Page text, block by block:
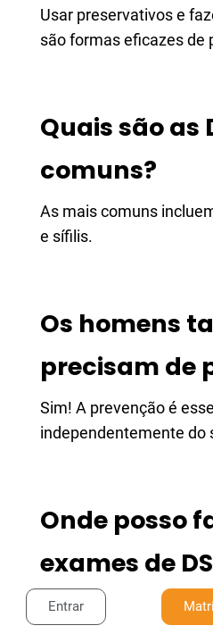
Usar preservativos e
são formas eficazes de
Quais são as
comuns?
As mais comuns
e sífilis.
Os homens
precisam de
Sim! A prevenção é
independentemente do
Onde posso
exames de
Exames de DSTs
clínicas de saúde,
Entrar